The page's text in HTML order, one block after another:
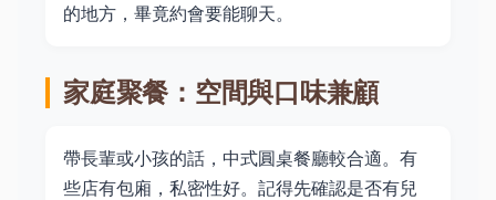
的地方，畢竟約會要能聊天。
家庭聚餐：空間與口味兼顧
帶長輩或小孩的話，中式圓桌餐廳較合適。有
些店有包廂，私密性好。記得先確認是否有兒